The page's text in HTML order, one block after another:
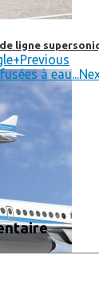
ligne
Previous
à eau...